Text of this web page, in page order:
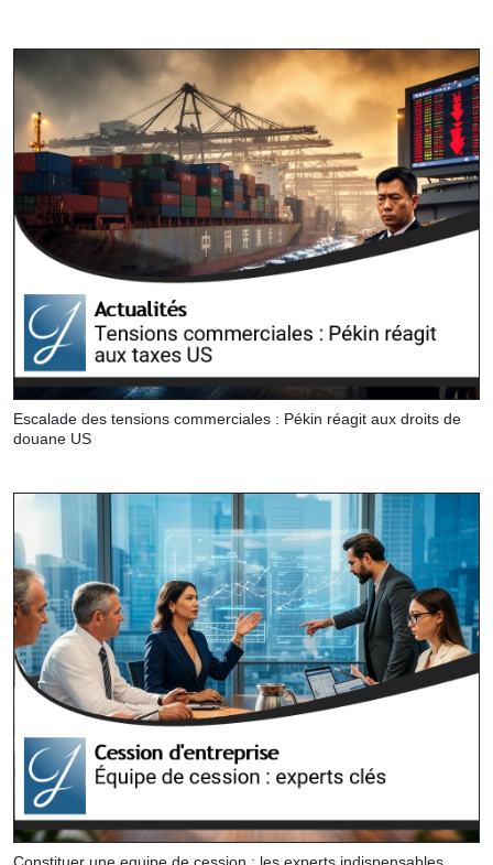
Escalade des tensions commerciales : Pékin réagit aux droits de
douane US